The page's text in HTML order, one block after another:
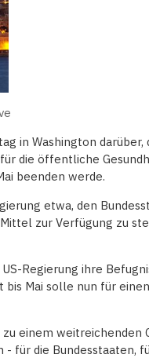
in Washington darüber,
die öffentliche
beenden werde.
etwa, den
zur Verfügung zu
Regierung ihre
bis Mai solle nun für
einem weitreichenden
- für die Bundesstaaten,